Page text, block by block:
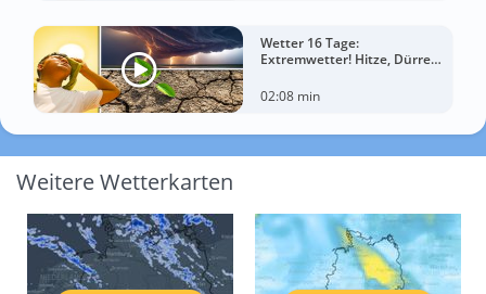
Wetter 16 Tage:
Extremwetter! Hitze, Dürre
02:08 min
Weitere Wetterkarten